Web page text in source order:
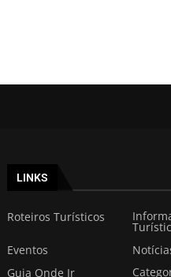
LINKS
Roteiros Turísticos
Eventos
Guia Onde Ir